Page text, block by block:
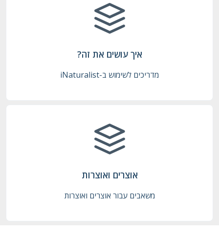
איך עושים את זה?
מדריכים לשימוש ב-iNaturalist
אוצרים ואוצרות
משאבים עבור אוצרים ואוצרות